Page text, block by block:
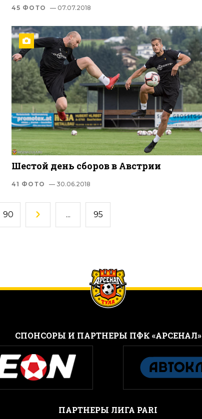
45 ФОТО — 07.07.2018
Шестой день сборов в Австрии
41 ФОТО — 30.06.2018
90 ... 95
CПОНСОРЫ И ПАРТНЕРЫ ПФК «АРСЕНАЛ»
ПАРТНЕРЫ ЛИГА PARI